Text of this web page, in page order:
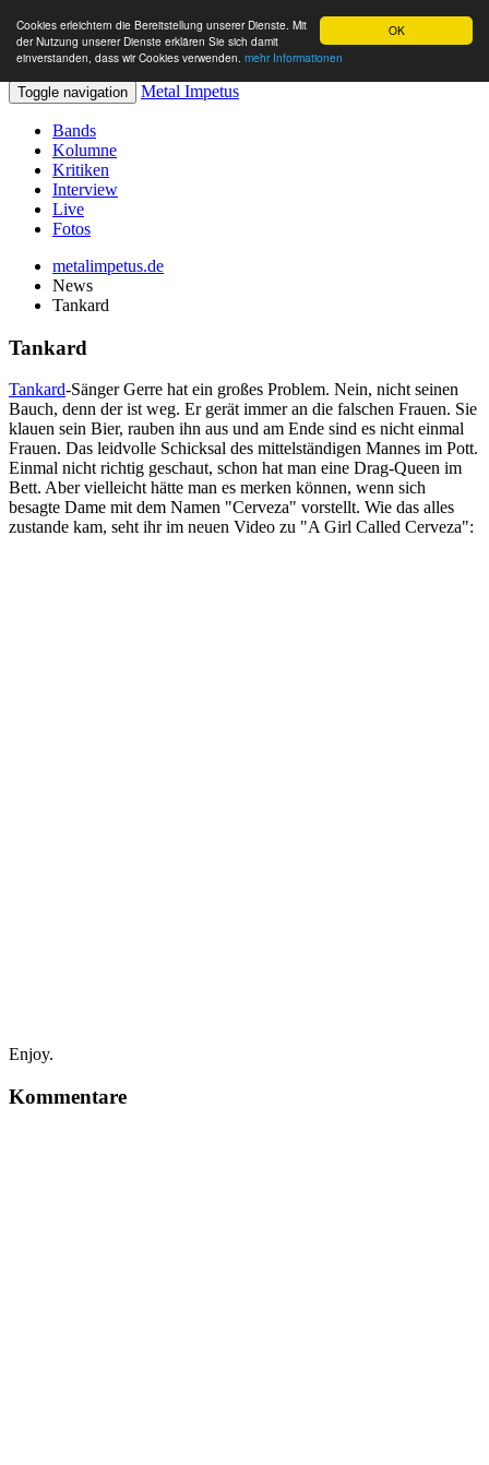
OK
Cookies erleichtern die Bereitstellung unserer Dienste. Mit
der Nutzung unserer Dienste erklären Sie sich damit
einverstanden, dass wir Cookies verwenden. mehr Informationen
Toggle navigation Metal Impetus
Bands
Kolumne
Kritiken
Interview
Live
Fotos
metalimpetus.de
News
Tankard
Tankard
Tankard-Sänger Gerre hat ein großes Problem. Nein, nicht seinen
Bauch, denn der ist weg. Er gerät immer an die falschen Frauen. Sie
klauen sein Bier, rauben ihn aus und am Ende sind es nicht einmal
Frauen. Das leidvolle Schicksal des mittelständigen Mannes im Pott.
Einmal nicht richtig geschaut, schon hat man eine Drag-Queen im
Bett. Aber vielleicht hätte man es merken können, wenn sich
besagte Dame mit dem Namen "Cerveza" vorstellt. Wie das alles
zustande kam, seht ihr im neuen Video zu "A Girl Called Cerveza":
Enjoy.
Kommentare